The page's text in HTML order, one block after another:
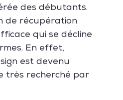
des débutants.
de récupération
qui se décline
En effet,
est devenu
très recherché par